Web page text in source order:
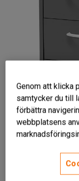
Genom att klicka
samtycker du till
förbättra
webbplatsens